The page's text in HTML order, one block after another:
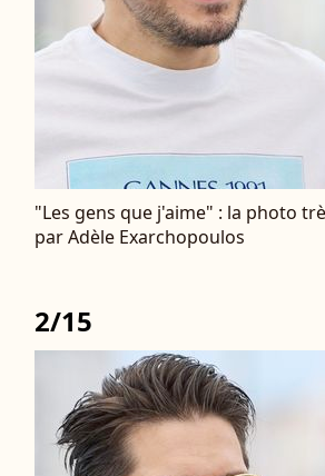
"Les gens que j'aime" : la photo
par Adèle Exarchopoulos
2/15